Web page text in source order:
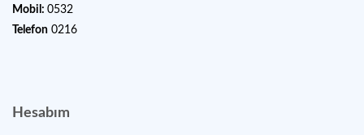
Mobil: 0532
Telefon 0216
Hesabım